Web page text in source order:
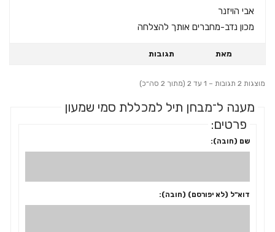
אבי הויזנר
מכון נדב-מחברים אותך להצלחה
מאת תגובות
מוצגות 2 תגובות – 1 עד 2 (מתוך 2 סה״כ)
מענה ל־מבחן תיל למכללת סמי שמעון
פרטים:
שם (חובה):
דוא"ל (לא יפורסם) (חובה):